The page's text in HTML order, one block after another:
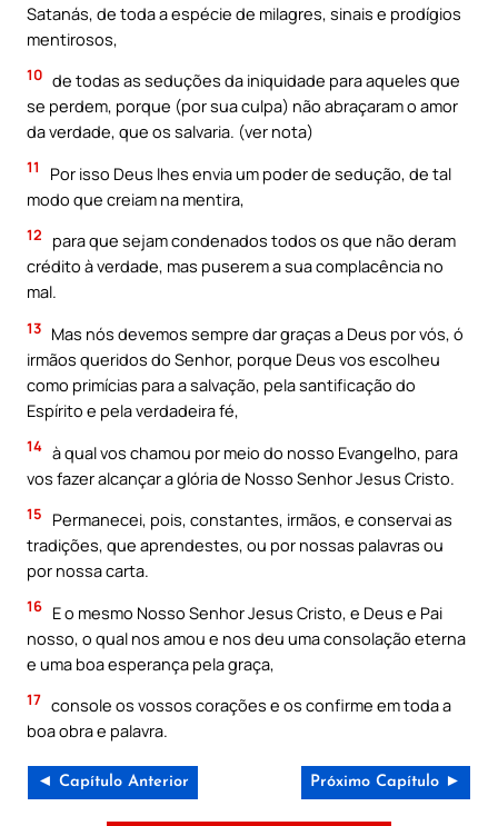
Satanás, de toda a espécie de milagres, sinais e prodígios
mentirosos,
10 de todas as seduções da iniquidade para aqueles que
se perdem, porque (por sua culpa) não abraçaram o amor
da verdade, que os salvaria. (ver nota)
11
Por isso Deus lhes envia um poder de sedução, de tal
modo que creiam na mentira,
12
para que sejam condenados todos os que não deram
crédito à verdade, mas puserem a sua complacência no
mal.
13 Mas nós devemos sempre dar graças a Deus por vós, ó
irmãos queridos do Senhor, porque Deus vos escolheu
como primícias para a salvação, pela santificação do
Espírito e pela verdadeira fé,
14 à qual vos chamou por meio do nosso Evangelho, para
vos fazer alcançar a glória de Nosso Senhor Jesus Cristo.
15
Permanecei, pois, constantes, irmãos, e conservai as
tradições, que aprendestes, ou por nossas palavras ou
por nossa carta.
16 E o mesmo Nosso Senhor Jesus Cristo, e Deus e Pai
nosso, o qual nos amou e nos deu uma consolação eterna
e uma boa esperança pela graça,
17 console os vossos corações e os confirme em toda a
boa obra e palavra.
◄ Capítulo Anterior Próximo Capítulo ►